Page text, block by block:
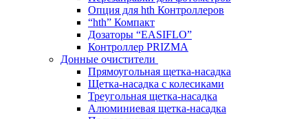
Опция для hth Контроллеров
“hth” Компакт
Дозаторы “EASIFLO”
Контроллер PRIZMA
Донные очистители
Прямоугольная щетка-насадка
Щетка-насадка с колесиками
Треугольная щетка-насадка
Алюминиевая щетка-насадка